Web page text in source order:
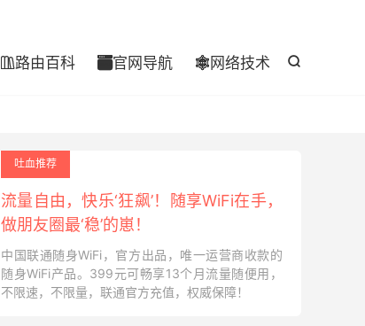

路由百科 官网导航  网络技术
吐血推荐
流量自由，快乐‘狂飙’！随享WiFi在手，
做朋友圈最‘稳’的崽！
中国联通随身WiFi，官方出品，唯一运营商收款的
随身WiFi产品。399元可畅享13个月流量随便用，
不限速，不限量，联通官方充值，权威保障！